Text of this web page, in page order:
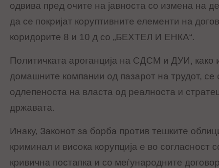
одвива пред очите на јавноста со измена на
да се покријат коруптивните елементи на
коридорите 8 и 10 д со „БЕХТЕЛ И ЕНКА“.
Политичката ароганција на СДСМ и ДУИ, како
домашните компании од пазарот на трудот, се
одлепеноста на власта од реалноста и
државата.
Инаку, Законот за борба против тешките
криминал и висока корупција е во согласност
кривична постапка и со меѓународните